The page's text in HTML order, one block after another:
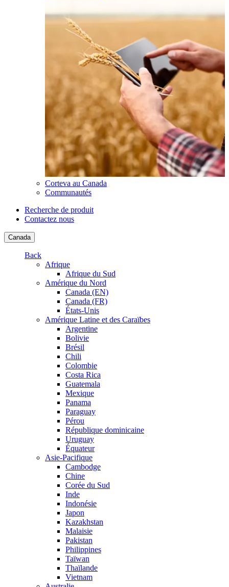
Corteva au Canada
Communautés
Recherche de produit
Contactez nous
Canada
Back
Afrique
Afrique du Sud
Amérique du Nord
Canada (EN)
Canada (FR)
États-Unis
Amérique Latine et des Caraïbes
Argentine
Bolivie
Brésil
Chili
Colombie
Costa Rica
Guatemala
Mexique
Panama
Paraguay
Pérou
République dominicaine
Uruguay
Équateur
Asie-Pacifique
Cambodge
Chine
Corée du Sud
Inde
Indonésie
Japon
Kazakhstan
Malaisie
Pakistan
Philippines
Taïwan
Thaïlande
Vietnam